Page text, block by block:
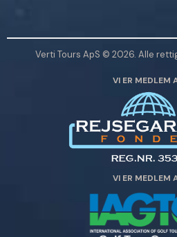
Verti Tours ApS © 2026. Alle
VI ER MEDLEM
VI ER MEDLEM